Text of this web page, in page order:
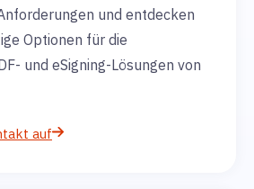
und entdecken
Optionen für die
und eSigning-Lösungen von
auf